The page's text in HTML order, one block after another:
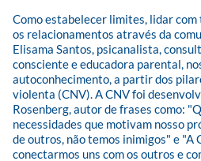
Como estabelecer limites, lidar
os relacionamentos através da
Elisama Santos, psicanalista,
consciente e educadora parental,
autoconhecimento, a partir dos
violenta (CNV). A CNV foi
Rosenberg, autor de frases como:
necessidades que motivam nosso
de outros, não temos inimigos" e "A
conectarmos uns com os outros e